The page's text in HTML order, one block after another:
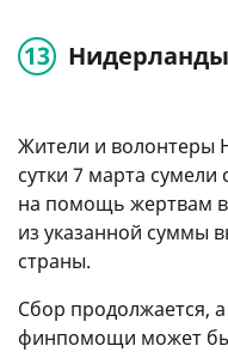
Нидерланды
Жители и волонтеры
сутки 7 марта
на помощь жертвам
из указанной суммы
страны.
Сбор продолжается,
финпомощи может